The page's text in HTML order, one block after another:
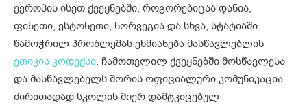
ევროპის ისეთ ქვეყნებში, როგორებიცაა დანია,
ფინეთი, ესტონეთი, ნორვეგია და სხვა, სტატიაში
წამოჭრილ პრობლემას ეხმიანება მასწავლებლის
ეთიკის კოდექსი. ჩამოთვლილ ქვეყნებში მოსწავლესა
და მასწავლებელს შორის ოფიციალური კომუნიკაცია
ძირითადად სკოლის მიერ დამტკიცებულ